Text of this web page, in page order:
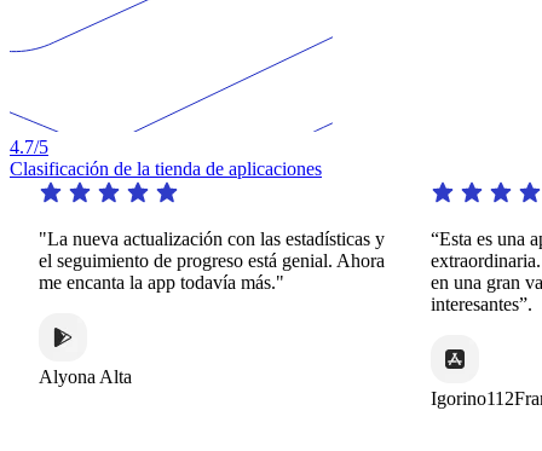
4.7/5
Clasificación de la tienda de aplicaciones
"La nueva actualización con las estadísticas y
el seguimiento de progreso está genial. Ahora
me encanta la app todavía más."
Alyona Alta
“Esta es una
extraordinaria.
en una gran
interesantes”.